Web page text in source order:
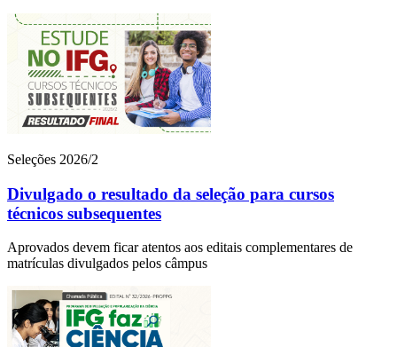
Seleções 2026/2
Divulgado o resultado da seleção para cursos
técnicos subsequentes
Aprovados devem ficar atentos aos editais complementares de
matrículas divulgados pelos câmpus